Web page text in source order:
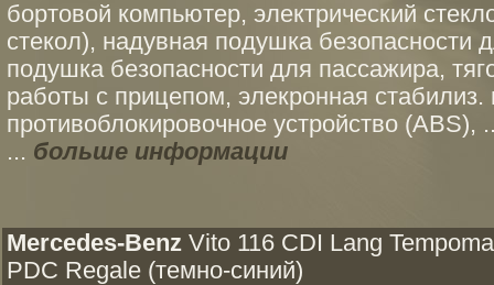
бортовой компьютер, электрический
стекол), надувная подушка безопасности
подушка безопасности для пассажира,
работы с прицепом, элекронная стабилиз.
противоблокировочное устройство (ABS),
... больше информации
Mercedes-Benz Vito 116 CDI Lang
PDC Regale (темно-синий)